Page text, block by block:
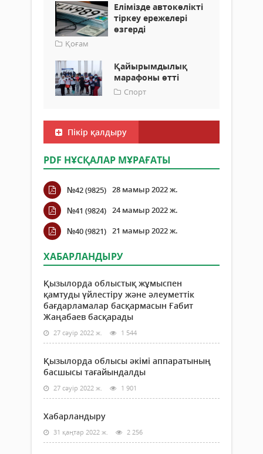
Елімізде автокөлікті
тіркеу ережелері
өзгерді
Қоғам
Қайырымдылық
марафоны өтті
Спорт
Пікір қалдыру
PDF НҰСҚАЛАР МҰРАҒАТЫ
№42 (9825) 28 мамыр 2022 ж.
№41 (9824) 24 мамыр 2022 ж.
№40 (9821) 21 мамыр 2022 ж.
ХАБАРЛАНДЫРУ
Қызылорда облыстық жұмыспен
қамтуды үйлестіру және әлеуметтік
бағдарламалар басқармасын Ғабит
Жаңабаев басқарады
27 сәуір 2022 ж. 1 544
Қызылорда облысы әкімі аппаратының
басшысы тағайындалды
27 сәуір 2022 ж. 1 901
Хабарландыру
31 қаңтар 2022 ж. 2 256